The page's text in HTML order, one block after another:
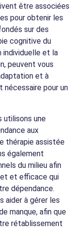
être associées
pour obtenir les
sur des
cognitive du
individuelle et la
peuvent vous
et à
nécessaire pour un
utilisons une
aux
thérapie assistée
également
du milieu afin
et efficace qui
dépendance.
aider à gérer les
manque, afin que
rétablissement